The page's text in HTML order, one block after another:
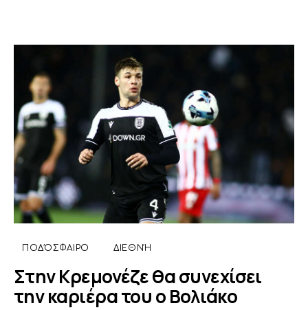
ΠΟΔΌΣΦΑΙΡΟ ΔΙΕΘΝΉ
Στην Κρεμονέζε θα συνεχίσει
την καριέρα του ο Βολιάκο